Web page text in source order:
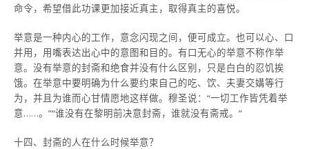
命令，希望借此功课更加接近真主，取得真主的喜悦。
举意是一种内心的工作，意念闪现之间，便可成立。也可以心、口
并用，用嘴表达出心中的意图和目的。有口无心的举意不称作举
意。没有举意的封斋和绝食并没有什么区别，只是白白的忍饥挨
饿。在举意中要明确为什么要约束自己的吃、饮、夫妻交媾等行
为，并且为谁而心甘情愿地这样做。穆圣说：“一切工作皆凭着举
意……。”“谁没有在黎明前决意封斋，谁就没有斋戒。”
十四、封斋的人在什么时候举意？